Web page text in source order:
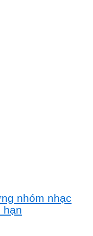
nhóm nhạc
hạn